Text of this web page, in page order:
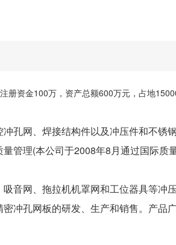
册资金100万，资产总额600万元，占地
孔网、焊接结构件以及冲压件和不锈钢
管理(本公司于2008年8月通过国际质
音网、拖拉机机罩网和工位器具等冲压
冲孔网板的研发、生产和销售。产品